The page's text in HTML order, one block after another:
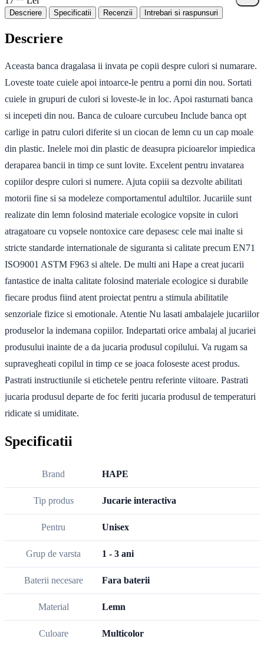
Descriere Specificatii Recenzii Intrebari si raspunsuri
Descriere
Aceasta banca dragalasa ii invata pe copii despre culori si numarare.
Loveste toate cuiele apoi intoarce-le pentru a porni din nou. Sortati
cuiele in grupuri de culori si loveste-le in loc. Apoi rasturnati banca
si incepeti din nou. Banca de culoare curcubeu Include banca opt
carlige in patru culori diferite si un ciocan de lemn cu un cap moale
din plastic. Inelele moi din plastic de deasupra picioarelor impiedica
deraparea bancii in timp ce sunt lovite. Excelent pentru invatarea
copiilor despre culori si numere. Ajuta copiii sa dezvolte abilitati
motorii fine si sa modeleze comportamentul adultilor. Jucariile sunt
realizate din lemn folosind materiale ecologice vopsite in culori
atragatoare cu vopsele nontoxice care depasesc cele mai inalte si
stricte standarde internationale de siguranta si calitate precum EN71
ISO9001 ASTM F963 si altele. De multi ani Hape a creat jucarii
fantastice de inalta calitate folosind materiale ecologice si durabile
fiecare produs fiind atent proiectat pentru a stimula abilitatile
senzoriale fizice si emotionale. Atentie Nu lasati ambalajele jucariilor
produselor la indemana copiilor. Indepartati orice ambalaj al jucariei
produsului inainte de a da jucaria produsul copilului. Va rugam sa
supravegheati copilul in timp ce se joaca foloseste acest produs.
Pastrati instructiunile si etichetele pentru referinte viitoare. Pastrati
jucaria produsul departe de foc feriti jucaria produsul de temperaturi
ridicate si umiditate.
Specificatii
Brand HAPE
Tip produs Jucarie interactiva
Pentru Unisex
Grup de varsta 1 - 3 ani
Baterii necesare Fara baterii
Material Lemn
Culoare Multicolor